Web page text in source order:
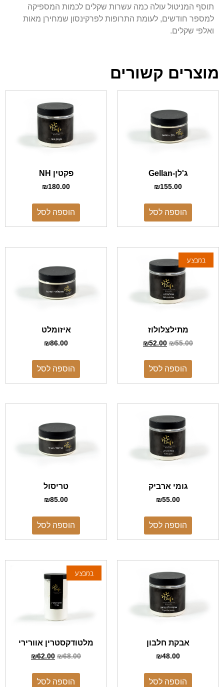
תוסף המניטול עולה כמה עשרות שקלים לכמות המספיקה
למספר חודשים, לעומת התרופות לפרקינסון שמחירן מאות
ואלפי שקלים.
מוצרים קשורים
ג'לן-Gellan
₪155.00
הוספה לסל
פקטין NH
₪180.00
הוספה לסל
במבצע
מתילצלולוז
₪55.00
₪52.00
הוספה לסל
איזומלט
₪86.00
הוספה לסל
גומי ארביק
₪55.00
הוספה לסל
טריסול
₪85.00
הוספה לסל
אבקת חלבון
₪48.00
הוספה לסל
במבצע
מלטודקסטרין אוורירי
₪68.00
₪62.00
הוספה לסל